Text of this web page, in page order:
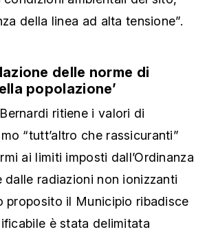
della linea ad alta tensione”.
delle norme di
popolazione’
ritiene i valori di
“tutt’altro che rassicuranti”
ai limiti imposti dall’Ordinanza
dalle radiazioni non ionizzanti
proposito il Municipio ribadisce
è stata delimitata